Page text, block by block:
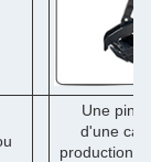
Une
d'une
production